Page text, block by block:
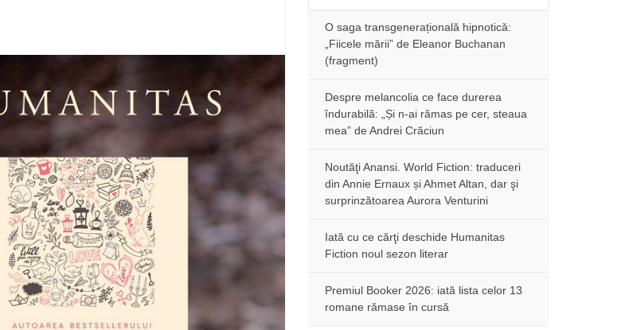
O saga transgenerațională hipnotică:
„Fiicele mării” de Eleanor Buchanan
(fragment)
Despre melancolia ce face durerea
îndurabilă: „Și n-ai rămas pe cer, steaua
mea” de Andrei Crăciun
Noutăţi Anansi. World Fiction: traduceri
din Annie Ernaux și Ahmet Altan, dar şi
surprinzătoarea Aurora Venturini
Iată cu ce cărţi deschide Humanitas
Fiction noul sezon literar
Premiul Booker 2026: iată lista celor 13
romane rămase în cursă